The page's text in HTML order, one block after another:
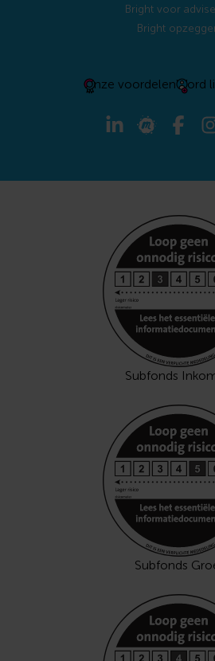
Bright voor
Bright
Onze voordelenWord
Subfonds
Subfonds